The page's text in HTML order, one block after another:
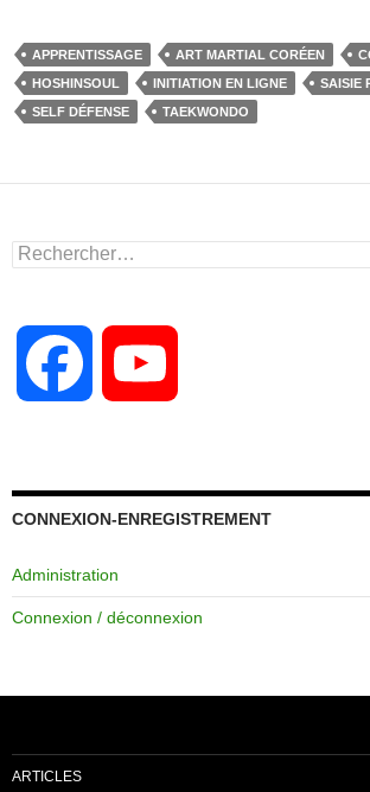
c
e
b
o
k
st
o
d
n
ail ta
g
er
APPRENTISSAGE ART MARTIAL CORÉEN
HOSHINSOUL
INITIATION EN LIGNE
SAISIE
SELF DÉFENSE
TAEKWONDO
Rechercher :
c u
CONNEXION-ENREGISTREMENT
Administration
Connexion / déconnexion
ARTICLES